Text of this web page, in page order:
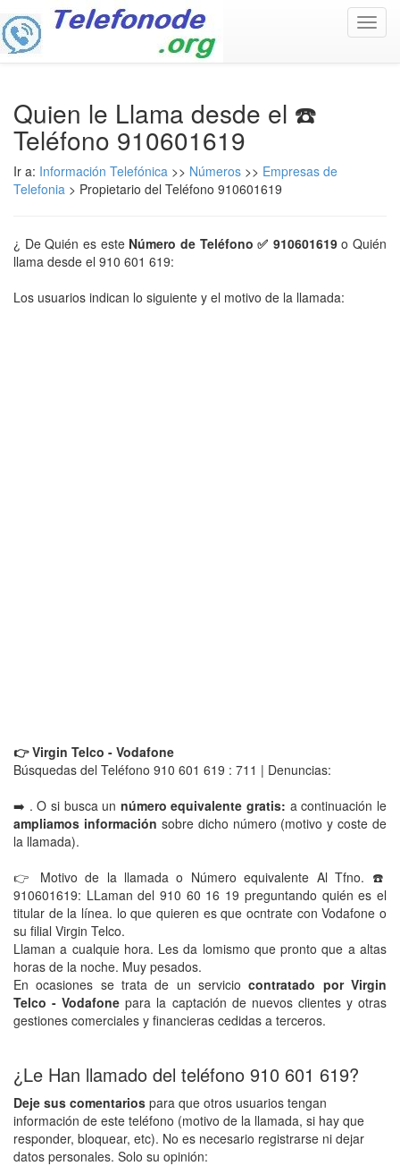
Quien le Llama desde el ☎️
Teléfono 910601619
Ir a: Información Telefónica >> Números >> Empresas de
Telefonia > Propietario del Teléfono 910601619
¿ De Quién es este Número de Teléfono ✅ 910601619o Quién
llama desde el 910 601 619:
Los usuarios indican lo siguiente y el motivo de la llamada:
👉 Virgin Telco - Vodafone
Búsquedas del Teléfono 910 601 619 : 711 | Denuncias:
➡️ . O si busca un número equivalente gratis: a continuación le
ampliamos información sobre dicho número (motivo y coste de
la llamada).
👉 Motivo de la llamada o Número equivalente Al Tfno. ☎️
910601619: LLaman del 910 60 16 19 preguntando quién es el
titular de la línea. lo que quieren es que ocntrate con Vodafone o
su filial Virgin Telco.
Llaman a cualquie hora. Les da lomismo que pronto que a altas
horas de la noche. Muy pesados.
En ocasiones se trata de un serviciocontratado por Virgin
Telco - Vodafonepara la captación de nuevos clientes y otras
gestiones comerciales y financieras cedidas a terceros.
¿Le Han llamado del teléfono 910 601 619?
Deje sus comentarios para que otros usuarios tengan
información de este teléfono (motivo de la llamada, si hay que
responder, bloquear, etc). No es necesario registrarse ni dejar
datos personales. Solo su opinión: